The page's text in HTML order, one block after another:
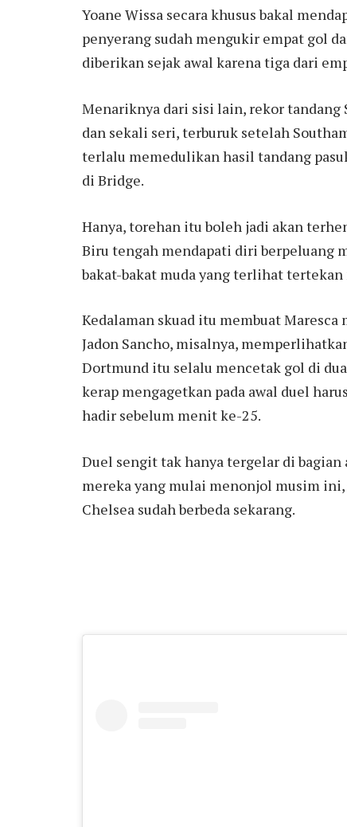
Yoane Wissa secara khusus bakal
penyerang sudah mengukir empat gol
diberikan sejak awal karena tiga dari
Menariknya dari sisi lain, rekor tandang
dan sekali seri, terburuk setelah
terlalu memedulikan hasil tandang
di Bridge.
Hanya, torehan itu boleh jadi akan
Biru tengah mendapati diri berpeluang
bakat-bakat muda yang terlihat
Kedalaman skuad itu membuat
Jadon Sancho, misalnya,
Dortmund itu selalu mencetak gol di
kerap mengagetkan pada awal duel
hadir sebelum menit ke-25.
Duel sengit tak hanya tergelar di
mereka yang mulai menonjol musim
Chelsea sudah berbeda sekarang.